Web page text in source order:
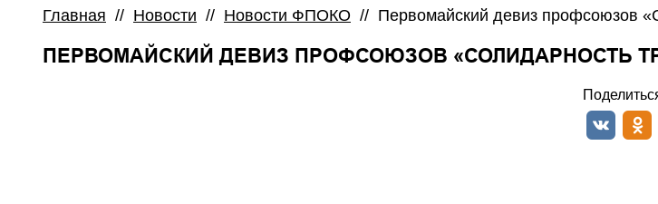
Главная // Новости // Новости ФПОКО // Первомайский девиз профсоюзов
ПЕРВОМАЙСКИЙ ДЕВИЗ ПРОФСОЮЗОВ «СОЛИДАРНОСТЬ